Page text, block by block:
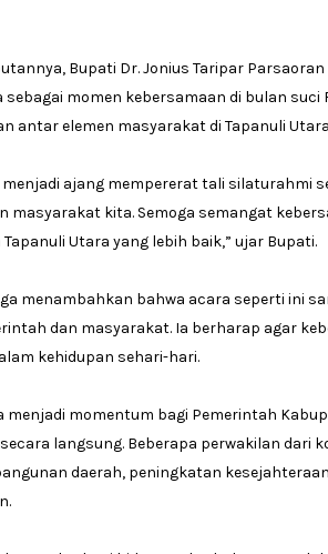
Bupati Dr. Jonius Taripar
sebagai momen kebersamaan di bulan suci
antar elemen masyarakat di Tapanuli
menjadi ajang mempererat tali silaturahmi
masyarakat kita. Semoga semangat
Utara yang lebih baik,” ujar Bupati.
menambahkan bahwa acara seperti ini
dan masyarakat. Ia berharap agar
kehidupan sehari-hari.
menjadi momentum bagi Pemerintah
langsung. Beberapa perwakilan dari
daerah, peningkatan